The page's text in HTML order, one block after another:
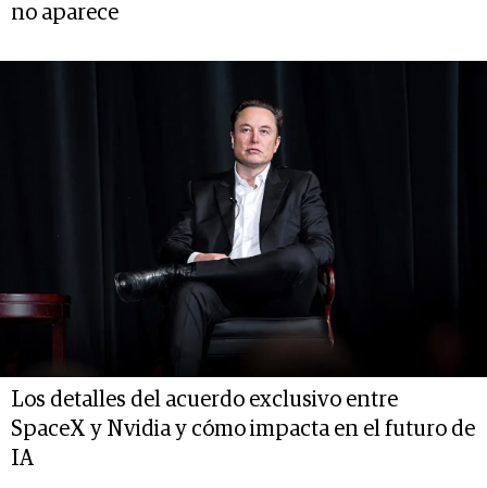
no aparece
Los detalles del acuerdo exclusivo entre
SpaceX y Nvidia y cómo impacta en el futuro de
IA